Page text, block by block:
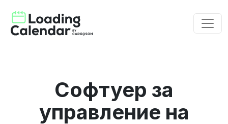
Софтуер за
управление на